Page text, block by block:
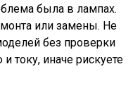
была в лампах.
или замены. Не
без проверки
току, иначе рискуете